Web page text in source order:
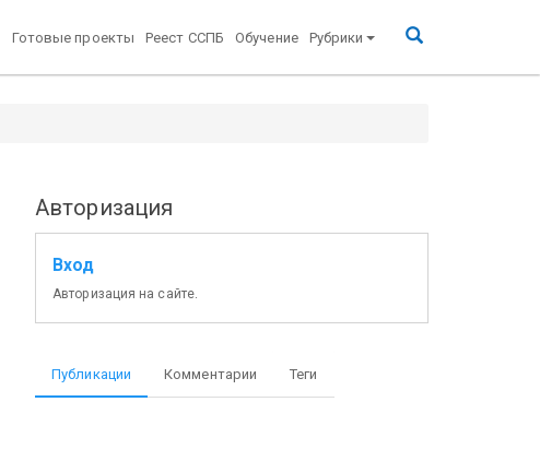
Готовые проекты Реест ССПБ Обучение Рубрики
Авторизация
Вход
Авторизация на сайте.
Публикации Комментарии Теги